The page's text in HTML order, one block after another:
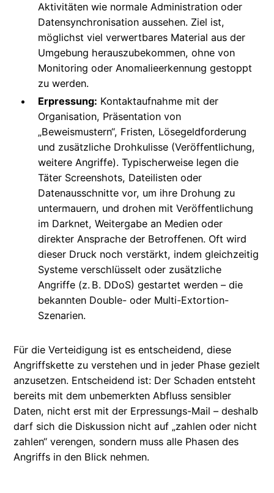
Aktivitäten wie normale Administration oder
Datensynchronisation aussehen. Ziel ist,
möglichst viel verwertbares Material aus der
Umgebung herauszubekommen, ohne von
Monitoring oder Anomalieerkennung gestoppt
zu werden.
Erpressung: Kontaktaufnahme mit der
Organisation, Präsentation von
„Beweismustern“, Fristen, Lösegeldforderung
und zusätzliche Drohkulisse (Veröffentlichung,
weitere Angriffe). Typischerweise legen die
Täter Screenshots, Dateilisten oder
Datenausschnitte vor, um ihre Drohung zu
untermauern, und drohen mit Veröffentlichung
im Darknet, Weitergabe an Medien oder
direkter Ansprache der Betroffenen. Oft wird
dieser Druck noch verstärkt, indem gleichzeitig
Systeme verschlüsselt oder zusätzliche
Angriffe (z. B. DDoS) gestartet werden – die
bekannten Double- oder Multi-Extortion-
Szenarien.
Für die Verteidigung ist es entscheidend, diese
Angriffskette zu verstehen und in jeder Phase gezielt
anzusetzen. Entscheidend ist: Der Schaden entsteht
bereits mit dem unbemerkten Abfluss sensibler
Daten, nicht erst mit der Erpressungs-Mail – deshalb
darf sich die Diskussion nicht auf „zahlen oder nicht
zahlen“ verengen, sondern muss alle Phasen des
Angriffs in den Blick nehmen.